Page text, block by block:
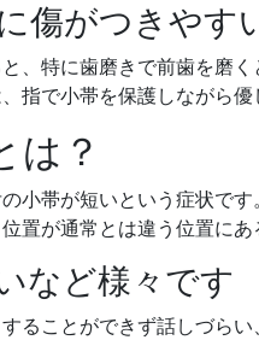
傷がつきやす
、特に歯磨きで前歯を磨く
指で小帯を保護しながら
は？
小帯が短いという症状です。
置が通常とは違う位置に
など様々です
ることができず話しづら